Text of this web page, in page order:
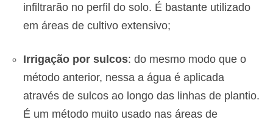
infiltrarão no perfil do solo. É bastante utilizado
em áreas de cultivo extensivo;
Irrigação por sulcos: do mesmo modo que o
método anterior, nessa a água é aplicada
através de sulcos ao longo das linhas de plantio.
É um método muito usado nas áreas de